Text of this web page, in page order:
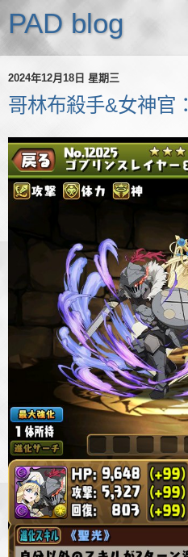
PAD blog
2024年12月18日 星期三
哥林布殺手&女神官